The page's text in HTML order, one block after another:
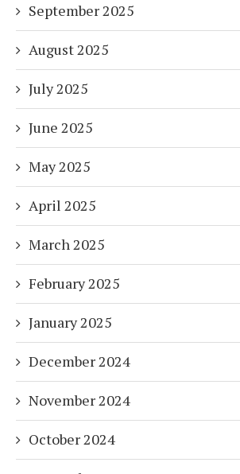
September 2025
August 2025
July 2025
June 2025
May 2025
April 2025
March 2025
February 2025
January 2025
December 2024
November 2024
October 2024